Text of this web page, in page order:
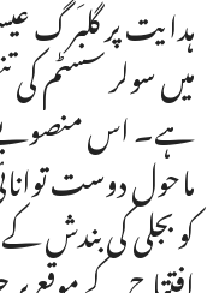
ہدایت پر گلبرگ
میں سولر سسٹم کی
ہے۔ اس منصوبے
ماحول دوست
کو بجلی کی